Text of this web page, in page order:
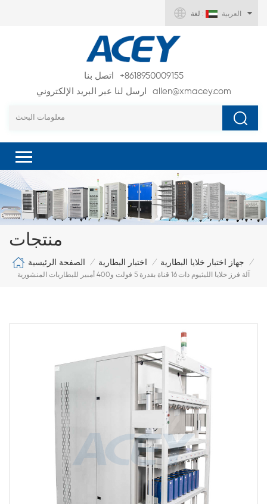
لغة : العربية
اتصل بنا
+8618950009155
ارسل لنا عبر البريد الإلكتروني
allen@xmacey.com
منتجات
الصفحة الرئيسية / اختبار البطارية / جهاز اختبار خلايا البطارية
/
آلة فرز خلايا الليثيوم ذات 16 قناة بقدرة 5 فولت و400 أمبير للبطاريات المنشورية